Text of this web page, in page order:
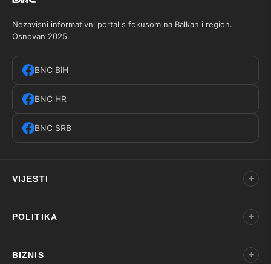
Nezavisni informativni portal s fokusom na Balkan i region.
Osnovan 2025.
BNC BiH
BNC HR
BNC SRB
VIJESTI
POLITIKA
BIZNIS